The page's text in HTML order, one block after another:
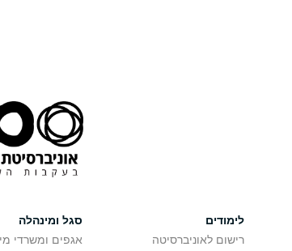
לימודים
רישום לאוניברסיטה
סגל ומינהלה
אגפים ומשרדי